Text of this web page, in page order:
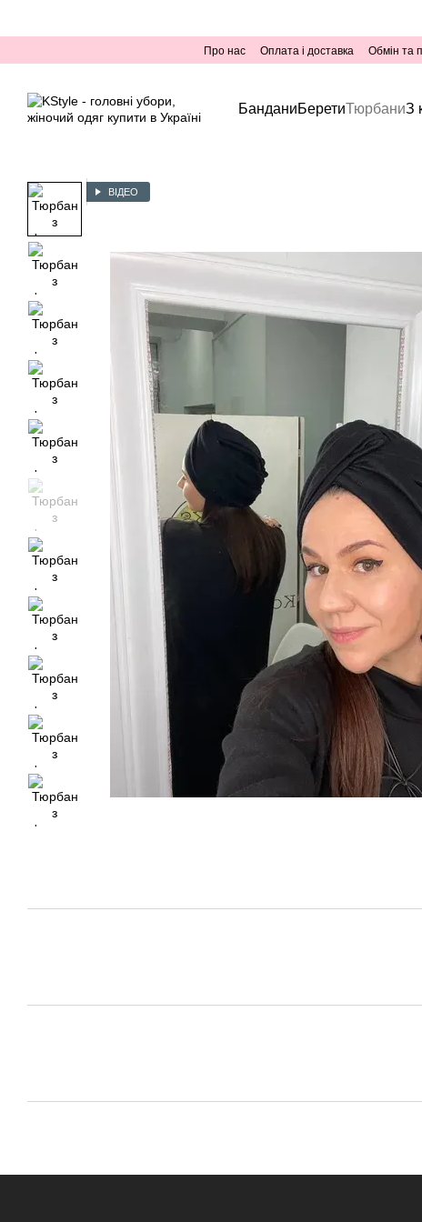
Про нас Оплата і доставка Обмін та
БанданиБеретиТюрбаниЗ
ВІДЕО